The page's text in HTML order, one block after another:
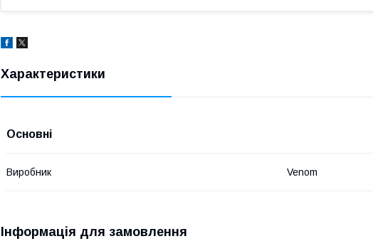
Характеристики
Основні
Виробник Venom
Інформація для замовлення